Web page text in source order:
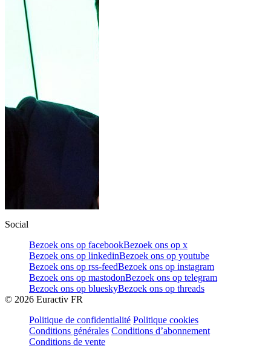
Social
Bezoek ons op facebookBezoek ons op x
Bezoek ons op linkedinBezoek ons op youtube
Bezoek ons op rss-feedBezoek ons op instagram
Bezoek ons op mastodonBezoek ons op telegram
Bezoek ons op blueskyBezoek ons op threads
© 2026 Euractiv FR
Politique de confidentialité Politique cookies
Conditions générales Conditions d’abonnement
Conditions de vente